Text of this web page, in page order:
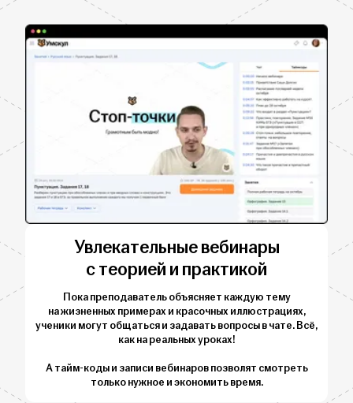
Увлекательные вебинары
с теорией и практикой
Пока преподаватель объясняет каждую тему
на жизненных примерах и красочных иллюстрациях,
ученики могут общаться и задавать вопросы в чате. Всё,
как на реальных уроках!
А тайм-коды и записи вебинаров позволят смотреть
только нужное и экономить время.